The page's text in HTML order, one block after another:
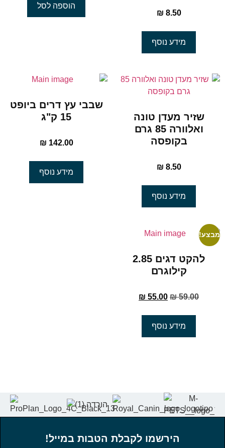
₪ 8.50
מידע נוסף
הוספה לסל
שזיר מעדן טונה
ואלוורה 85 גרם
בקופסה
₪ 8.50
מידע נוסף
שבבי עץ דרים ביופט
15 ק"ג
₪ 142.00
מידע נוסף
מבצע!
להקט דגים 2.85
קילוגרם
₪59.00
₪ 55.00
מידע נוסף
הירשמו לקבלת הטבות במייל!